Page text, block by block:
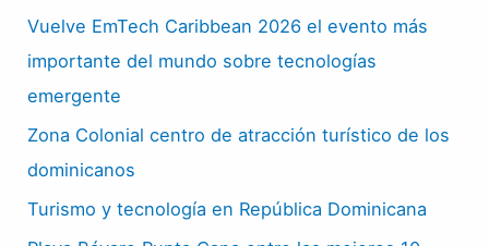
Vuelve EmTech Caribbean 2026 el evento más
importante del mundo sobre tecnologías
emergente
Zona Colonial centro de atracción turístico de los
dominicanos
Turismo y tecnología en República Dominicana